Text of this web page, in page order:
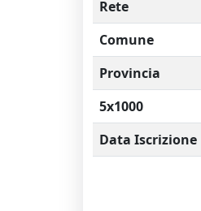
Rete
Comune
Provincia
5x1000
Data Iscrizione